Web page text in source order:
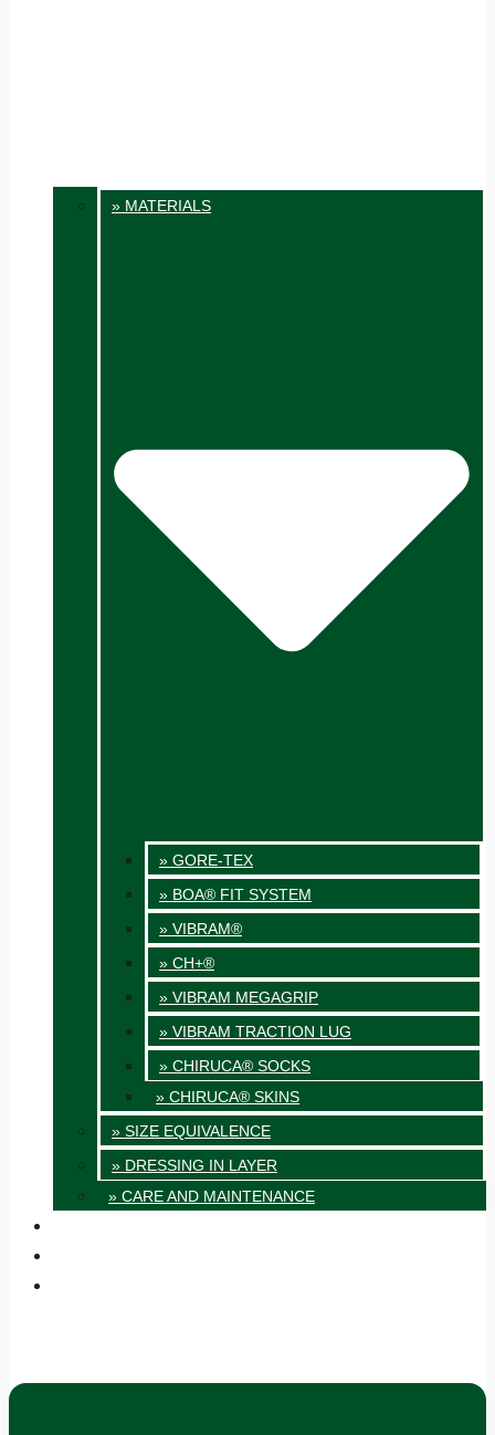
» MATERIALS
» GORE-TEX
» BOA® FIT SYSTEM
» VIBRAM®
» CH+®
» VIBRAM MEGAGRIP
» VIBRAM TRACTION LUG
» CHIRUCA® SOCKS
» CHIRUCA® SKINS
» SIZE EQUIVALENCE
» DRESSING IN LAYER
» CARE AND MAINTENANCE